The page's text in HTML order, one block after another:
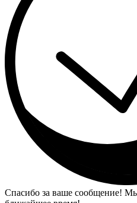
Спасибо за ваше сообщение!